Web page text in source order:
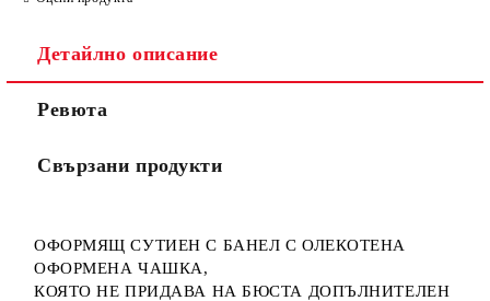
Детайлно описание
Ревюта
Свързани продукти
ОФОРМЯЩ СУТИЕН С БАНЕЛ С ОЛЕКОТЕНА
ОФОРМЕНА ЧАШКА,
КОЯТО НЕ ПРИДАВА НА БЮСТА ДОПЪЛНИТЕЛЕН